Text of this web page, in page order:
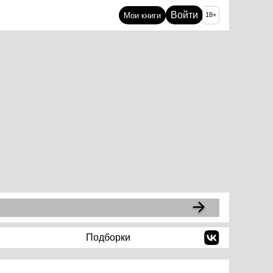
Мои книги Войти 18+
Подборки